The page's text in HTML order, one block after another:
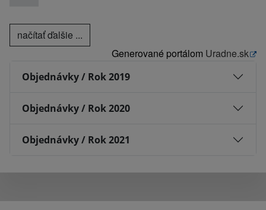
načítať ďalšie ...
Generované portálom Uradne.sk
Objednávky / Rok 2019
Objednávky / Rok 2020
Objednávky / Rok 2021